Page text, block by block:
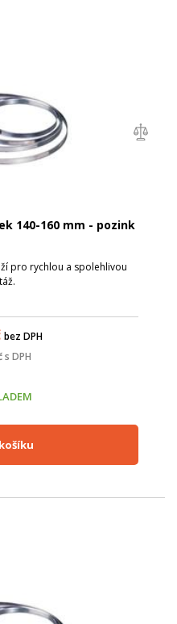
140-160 mm - pozink
pro rychlou a spolehlivou
bez DPH
s DPH
košíku